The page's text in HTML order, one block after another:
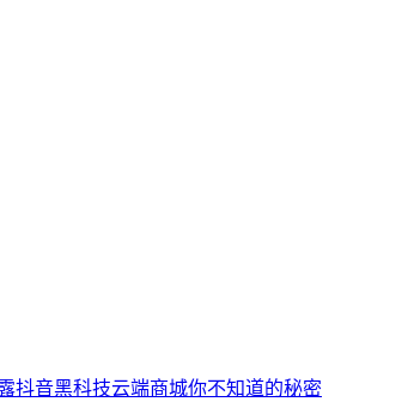
抖音黑科技云端商城你不知道的秘密